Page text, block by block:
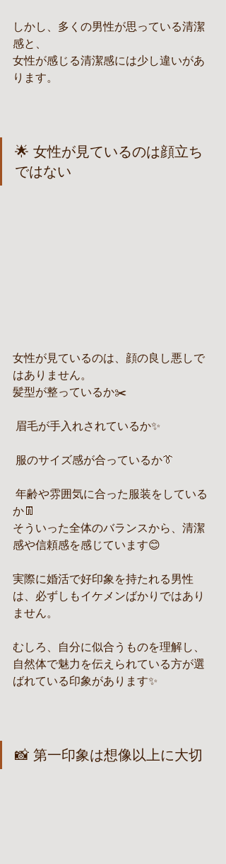
しかし、多くの男性が思っている清潔
感と、
女性が感じる清潔感には少し違いがあ
ります。
🌟 女性が見ているのは顔立ち
ではない
女性が見ているのは、顔の良し悪しで
はありません。
髪型が整っているか✂️
眉毛が手入れされているか✨
服のサイズ感が合っているか👔
か👖
そういった全体のバランスから、清潔
感や信頼感を感じています😊
実際に婚活で好印象を持たれる男性
は、必ずしもイケメンばかりではあり
ません。
むしろ、自分に似合うものを理解し、
自然体で魅力を伝えられている方が選
ばれている印象があります✨
📸 第一印象は想像以上に大切